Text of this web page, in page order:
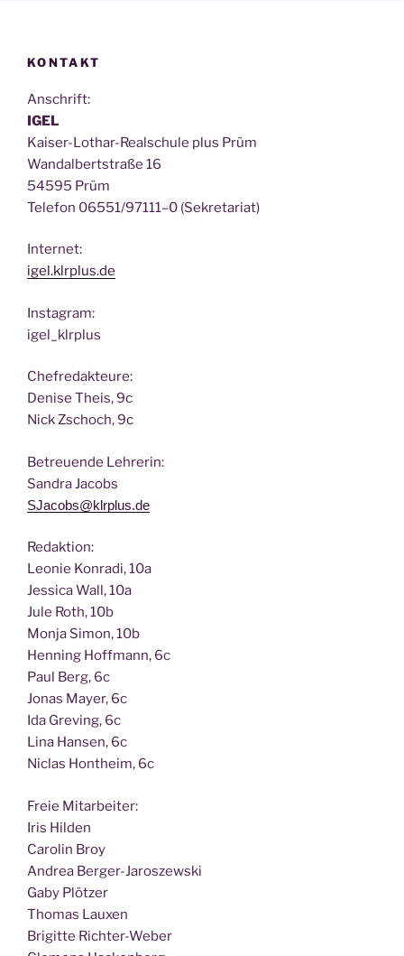
KONTAKT
Anschrift:
IGEL
Kai­ser-Lothar-Real­schu­le plus Prüm
Wan­dal­bert­stra­ße 16
54595 Prüm
Tele­fon 06551/97111–0 (Sekre­ta­ri­at)
Inter­net:
igel.klrplus.de
Insta­gram:
igel_klrplus
Chef­re­dak­teu­re:
Deni­se Theis, 9c
Nick Zscho­ch, 9c
Betreu­en­de Lehrerin:
San­dra Jacobs
SJacobs@klrplus.de
Redak­ti­on:
Leo­nie Kon­ra­di, 10a
Jes­si­ca Wall, 10a
Jule Roth, 10b
Mon­ja Simon, 10b
Hen­ning Hoff­mann, 6c
Paul Berg, 6c
Jonas May­er, 6c
Ida Gre­ving, 6c
Lina Han­sen, 6c
Nic­las Hont­heim, 6c
Freie Mit­ar­bei­ter:
Iris Hilden
Caro­lin Broy
Andrea Berger-Jaroszewski
Gaby Plötzer
Tho­mas Lauxen
Bri­git­te Richter-Weber